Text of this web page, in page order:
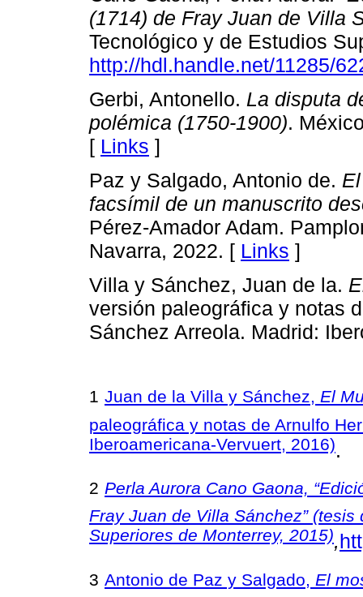
(1714) de Fray Juan de Villa
Tecnológico y de Estudios
http://hdl.handle.net/11285/
Gerbi, Antonello. La disputa
polémica (1750-1900).
[ Links ]
Paz y Salgado, Antonio de.
facsímil de un manuscrito
Pérez-Amador Adam.
Navarra, 2022. [ Links ]
Villa y Sánchez, Juan de la.
versión paleográfica y notas
Sánchez Arreola. Madrid:
1 Juan de la Villa y Sánchez, El
paleográfica y notas de Arnulfo
Iberoamericana-Vervuert, 2016).
2 Perla Aurora Cano Gaona,
Fray Juan de Villa Sánchez”
Superiores de Monterrey, 2015),
3 Antonio de Paz y Salgado, El